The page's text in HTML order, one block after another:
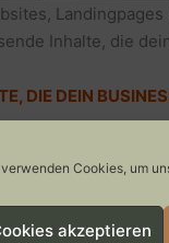
Cookies, um
akzeptieren
Inhalte, die
DIE DEIN
COOKIE-RICHTLINIE